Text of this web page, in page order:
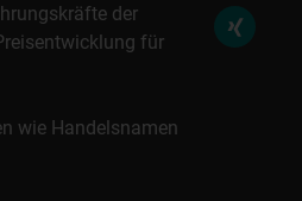
der
für
wie Handelsnamen